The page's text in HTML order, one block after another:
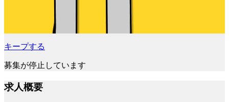
キープする
募集が停止しています
求人概要